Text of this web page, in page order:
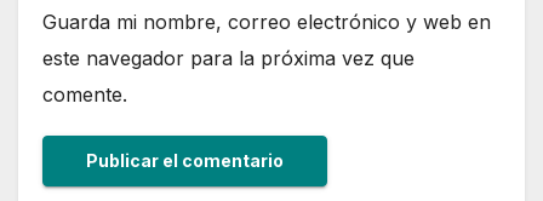
Guarda mi nombre, correo electrónico y web en
este navegador para la próxima vez que
comente.